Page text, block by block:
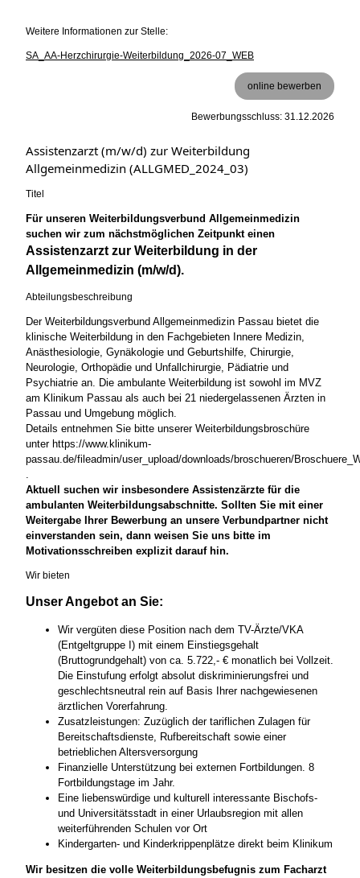
Weitere Informationen zur Stelle:
SA_AA-Herzchirurgie-Weiterbildung_2026-07_WEB
online bewerben
Bewerbungsschluss: 31.12.2026
Assistenzarzt (m/w/d) zur Weiterbildung
Allgemeinmedizin (ALLGMED_2024_03)
Titel
Für unseren Weiterbildungsverbund Allgemeinmedizin
suchen wir zum nächstmöglichen Zeitpunkt einen
Assistenzarzt zur Weiterbildung in der
Allgemeinmedizin (m/w/d).
Abteilungsbeschreibung
Der Weiterbildungsverbund Allgemeinmedizin Passau bietet die
klinische Weiterbildung in den Fachgebieten Innere Medizin,
Anästhesiologie, Gynäkologie und Geburtshilfe, Chirurgie,
Neurologie, Orthopädie und Unfallchirurgie, Pädiatrie und
Psychiatrie an. Die ambulante Weiterbildung ist sowohl im MVZ
am Klinikum Passau als auch bei 21 niedergelassenen Ärzten in
Passau und Umgebung möglich.
Details entnehmen Sie bitte unserer Weiterbildungsbroschüre
unter https://www.klinikum-
passau.de/fileadmin/user_upload/downloads/broschueren/
.
Aktuell suchen wir insbesondere Assistenzärzte für die
ambulanten Weiterbildungsabschnitte. Sollten Sie mit einer
Weitergabe Ihrer Bewerbung an unsere Verbundpartner nicht
einverstanden sein, dann weisen Sie uns bitte im
Motivationsschreiben explizit darauf hin.
Wir bieten
Unser Angebot an Sie:
Wir vergüten diese Position nach dem TV-Ärzte/VKA
(Entgeltgruppe I) mit einem Einstiegsgehalt
(Bruttogrundgehalt) von ca. 5.722,- € monatlich bei Vollzeit.
Die Einstufung erfolgt absolut diskriminierungsfrei und
geschlechtsneutral rein auf Basis Ihrer nachgewiesenen
ärztlichen Vorerfahrung.
Zusatzleistungen: Zuzüglich der tariflichen Zulagen für
Bereitschaftsdienste, Rufbereitschaft sowie einer
betrieblichen Altersversorgung
Finanzielle Unterstützung bei externen Fortbildungen. 8
Fortbildungstage im Jahr.
Eine liebenswürdige und kulturell interessante Bischofs-
und Universitätsstadt in einer Urlaubsregion mit allen
weiterführenden Schulen vor Ort
Kindergarten- und Kinderkrippenplätze direkt beim Klinikum
Wir besitzen die volle Weiterbildungsbefugnis zum Facharzt